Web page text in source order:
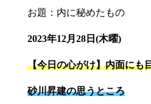
お題：内に秘めたもの
2023年12月28日(木曜)
【今日の心がけ】内面にも
砂川昇建の思うところ